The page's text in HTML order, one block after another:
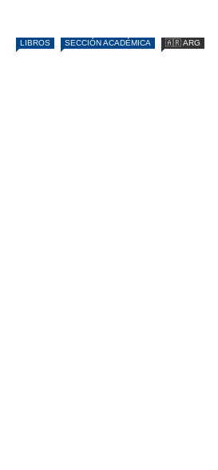
LIBROS SECCIÓN ACADÉMICA 🇦🇷 ARG